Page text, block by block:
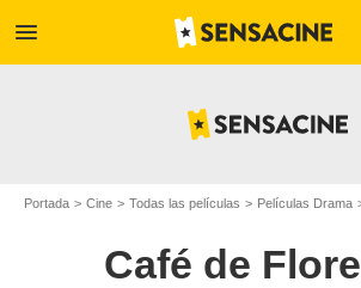
menu
Portada Cine Todas las películas Películas Drama
Café de Flore